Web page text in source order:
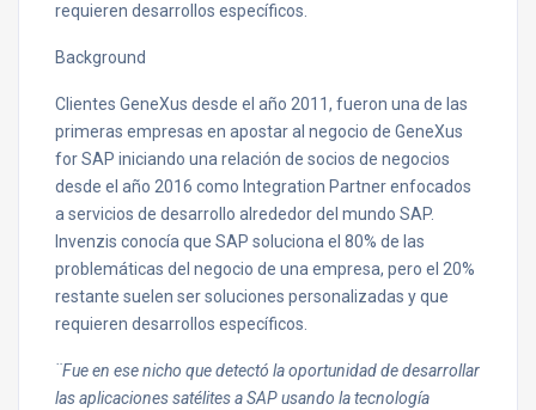
requieren desarrollos específicos.
Background
Clientes GeneXus desde el año 2011, fueron una de las
primeras empresas en apostar al negocio de GeneXus
for SAP iniciando una relación de socios de negocios
desde el año 2016 como Integration Partner enfocados
a servicios de desarrollo alrededor del mundo SAP.
Invenzis conocía que SAP soluciona el 80% de las
problemáticas del negocio de una empresa, pero el 20%
restante suelen ser soluciones personalizadas y que
requieren desarrollos específicos.
¨Fue en ese nicho que detectó la oportunidad de desarrollar
las aplicaciones satélites a SAP usando la tecnología